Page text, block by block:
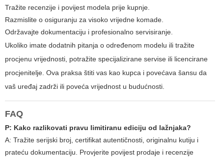
Tražite recenzije i povijest modela prije kupnje.
Razmislite o osiguranju za visoko vrijedne komade.
Održavajte dokumentaciju i profesionalno servisiranje.
Ukoliko imate dodatnih pitanja o određenom modelu ili tražite
procjenu vrijednosti, potražite specijalizirane servise ili licencirane
procjenitelje. Ova praksa štiti vas kao kupca i povećava šansu da
vaš uređaj zadrži ili poveća vrijednost u budućnosti.
FAQ
P: Kako razlikovati pravu limitiranu ediciju od lažnjaka?
A: Tražite serijski broj, certifikat autentičnosti, originalnu kutiju i
prateću dokumentaciju. Provjerite povijest prodaje i recenzije